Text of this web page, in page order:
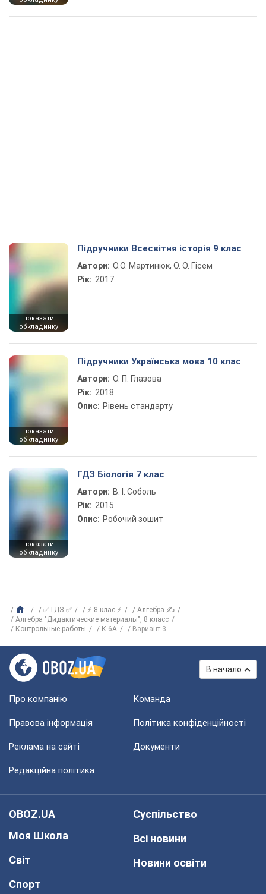
показати
обкладинку
Підручники Всесвітня історія 9 клас
Автори: О.О. Мартинюк, О. О. Гісем
Рік: 2017
показати
обкладинку
Підручники Українська мова 10 клас
Автори: О. П. Глазова
Рік: 2018
Опис: Рівень стандарту
показати
обкладинку
ГДЗ Біологія 7 клас
Автори: В. І. Соболь
Рік: 2015
Опис: Робочий зошит
✅ ГДЗ ✅ ⚡ 8 клас ⚡
Алгебра ✍
Алгебра "Дидактические материалы", 8 класс
Контрольные работы
К-6А Вариант 3
В начало
Про компанію Команда
Правова інформація Політика конфіденційності
Реклама на сайті Документи
Редакційна політика
OBOZ.UA
Моя Школа
Світ
Спорт
Суспільство
Всі новини
Новини освіти